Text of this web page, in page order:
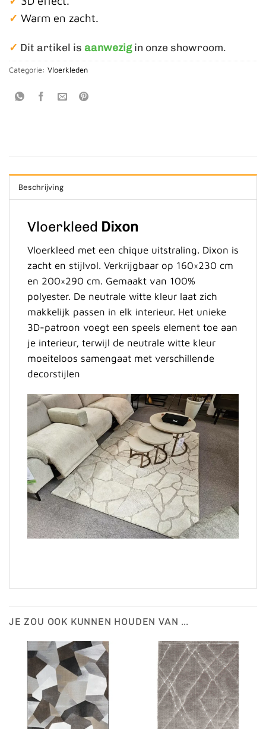
✓ Warm en zacht.
✓ Dit artikel is aanwezigin onze showroom.
Categorie: Vloerkleden
Beschrijving
Vloerkleed Dixon
Vloerkleed met een chique uitstraling. Dixon is
zacht en stijlvol. Verkrijgbaar op 160×230 cm
en 200×290 cm. Gemaakt van 100%
polyester. De neutrale witte kleur laat zich
makkelijk passen in elk interieur. Het unieke
3D-patroon voegt een speels element toe aan
je interieur, terwijl de neutrale witte kleur
moeiteloos samengaat met verschillende
decorstijlen
JE ZOU OOK KUNNEN HOUDEN VAN …